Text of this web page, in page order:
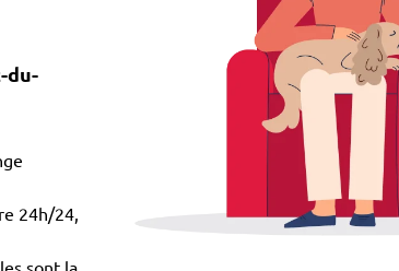
du-
24h/24,
sont la